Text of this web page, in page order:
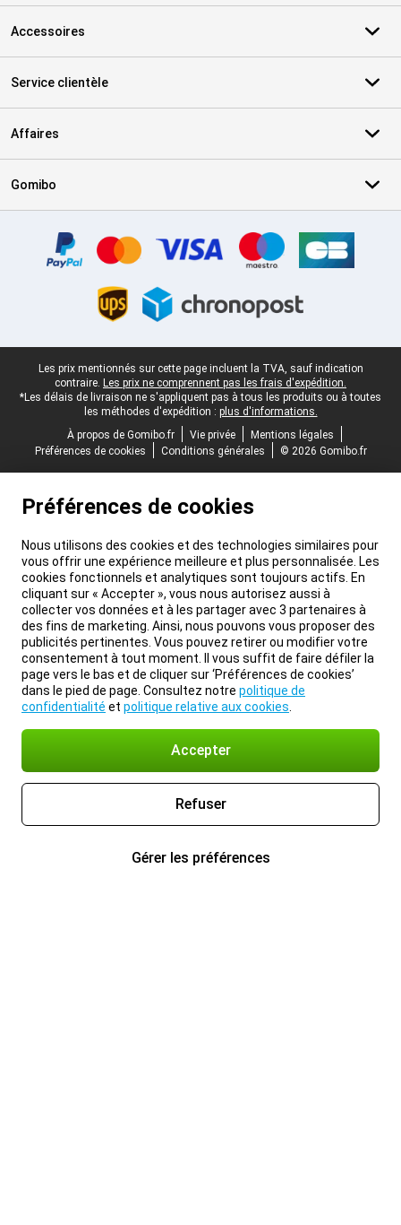
Accessoires
Service clientèle
Affaires
Gomibo
Pied-de-page légal
Les prix mentionnés sur cette page incluent la TVA, sauf indication
contraire. Les prix ne comprennent pas les frais d'expédition.
*Les délais de livraison ne s'appliquent pas à tous les produits ou à toutes
les méthodes d'expédition : plus d'informations.
À propos de Gomibo.fr
Vie privée
Mentions légales
Préférences de cookies
Conditions générales © 2026 Gomibo.fr
Préférences de cookies
Nous utilisons des cookies et des technologies similaires pour
vous offrir une expérience meilleure et plus personnalisée. Les
cookies fonctionnels et analytiques sont toujours actifs. En
cliquant sur « Accepter », vous nous autorisez aussi à
collecter vos données et à les partager avec 3 partenaires à
des fins de marketing. Ainsi, nous pouvons vous proposer des
publicités pertinentes. Vous pouvez retirer ou modifier votre
consentement à tout moment. Il vous suffit de faire défiler la
page vers le bas et de cliquer sur ‘Préférences de cookies’
dans le pied de page. Consultez notre politique de
confidentialité et politique relative aux cookies
Accepter
Refuser
Gérer les préférences